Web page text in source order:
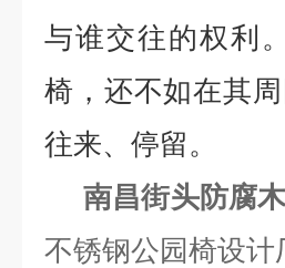
与谁交往的权利
椅，还不如在其
往来、停留。
南昌街头防腐
不锈钢公园椅设